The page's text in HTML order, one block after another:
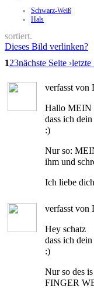
Schwarz-Weiß
Hals
sortiert.
Dieses Bild verlinken?
123nächste Seite ›letzte
verfasst von
Hallo MEIN
dass ich
:)
Nur so:
ihm und
Ich liebe
verfasst von
Hey schatz
dass ich
:)
Nur so des
FINGER